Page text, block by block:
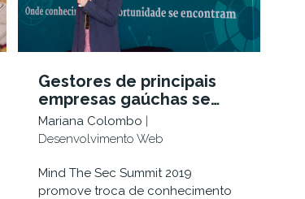
Gestores de principais
empresas gaúchas se
reúnem em Porto Alegre
para discutir segurança
Mariana Colombo |
Desenvolvimento Web
Mind The Sec Summit 2019
promove troca de conhecimento